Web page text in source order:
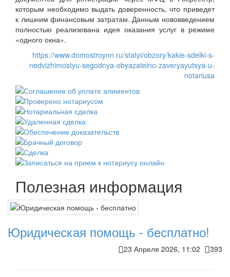
которым необходимо выдать доверенность, что приведет
к лишним финансовым затратам. Данным нововведением
полностью реализована идея оказания услуг в режиме
«одного окна».
https://www.domostroynn.ru/statyi/obzory/kakie-sdelki-s-
nedvizhimostyu-segodnya-obyazatelno-zaveryayutsya-u-
notariusa
Полезная информация
Юридическая помощь - бесплатно!
23 Апреля 2026, 11:02 393